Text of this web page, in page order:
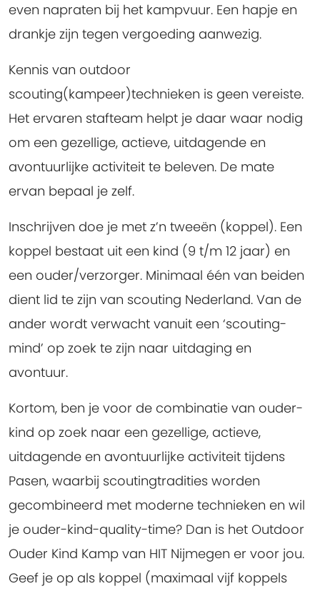
even napraten bij het kampvuur. Een hapje en
drankje zijn tegen vergoeding aanwezig.
Kennis van outdoor
scouting(kampeer)technieken is geen vereiste.
Het ervaren stafteam helpt je daar waar nodig
om een gezellige, actieve, uitdagende en
avontuurlijke activiteit te beleven. De mate
ervan bepaal je zelf.
Inschrijven doe je met z’n tweeën (koppel). Een
koppel bestaat uit een kind (9 t/m 12 jaar) en
een ouder/verzorger. Minimaal één van beiden
dient lid te zijn van scouting Nederland. Van de
ander wordt verwacht vanuit een ‘scouting-
mind’ op zoek te zijn naar uitdaging en
avontuur.
Kortom, ben je voor de combinatie van ouder-
kind op zoek naar een gezellige, actieve,
uitdagende en avontuurlijke activiteit tijdens
Pasen, waarbij scoutingtradities worden
gecombineerd met moderne technieken en wil
je ouder-kind-quality-time? Dan is het Outdoor
Ouder Kind Kamp van HIT Nijmegen er voor jou.
Geef je op als koppel (maximaal vijf koppels